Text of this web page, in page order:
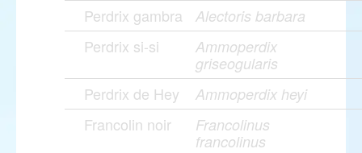
Perdrix gambra Alectoris barbara
Perdrix si-si
Ammoperdix
griseogularis
Perdrix de Hey Ammoperdix heyi
Francolin noir
Francolinus
francolinus